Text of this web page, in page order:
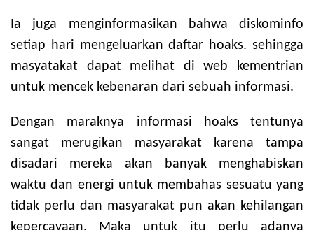
Ia juga menginformasikan bahwa diskominfo
setiap hari mengeluarkan daftar hoaks. sehingga
masyatakat dapat melihat di web kementrian
untuk mencek kebenaran dari sebuah informasi.
Dengan maraknya informasi hoaks tentunya
sangat merugikan masyarakat karena tampa
disadari mereka akan banyak menghabiskan
waktu dan energi untuk membahas sesuatu yang
tidak perlu dan masyarakat pun akan kehilangan
kepercayaan. Maka untuk itu perlu adanya